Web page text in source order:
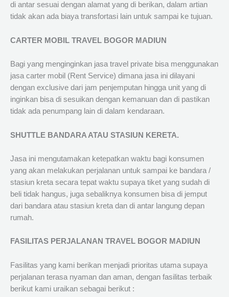
di antar sesuai dengan alamat yang di berikan, dalam artian
tidak akan ada biaya transfortasi lain untuk sampai ke tujuan.
CARTER MOBIL TRAVEL BOGOR MADIUN
Bagi yang menginginkan jasa travel private bisa menggunakan
jasa carter mobil (Rent Service) dimana jasa ini dilayani
dengan exclusive dari jam penjemputan hingga unit yang di
inginkan bisa di sesuikan dengan kemanuan dan di pastikan
tidak ada penumpang lain di dalam kendaraan.
SHUTTLE BANDARA ATAU STASIUN KERETA.
Jasa ini mengutamakan ketepatkan waktu bagi konsumen
yang akan melakukan perjalanan untuk sampai ke bandara /
stasiun kreta secara tepat waktu supaya tiket yang sudah di
beli tidak hangus, juga sebaliknya konsumen bisa di jemput
dari bandara atau stasiun kreta dan di antar langung depan
rumah.
FASILITAS PERJALANAN TRAVEL BOGOR MADIUN
Fasilitas yang kami berikan menjadi prioritas utama supaya
perjalanan terasa nyaman dan aman, dengan fasilitas terbaik
berikut kami uraikan sebagai berikut :